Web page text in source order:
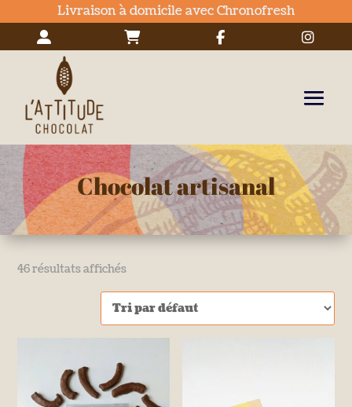
Livraison à domicile avec Chronofresh
Chocolat artisanal
46 résultats affichés